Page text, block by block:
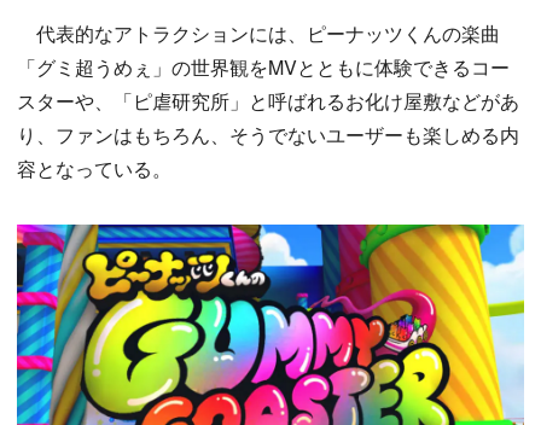
代表的なアトラクションには、ピーナッツくんの楽曲
「グミ超うめぇ」の世界観をMVとともに体験できるコー
スターや、「ピ虐研究所」と呼ばれるお化け屋敷などがあ
り、ファンはもちろん、そうでないユーザーも楽しめる内
容となっている。